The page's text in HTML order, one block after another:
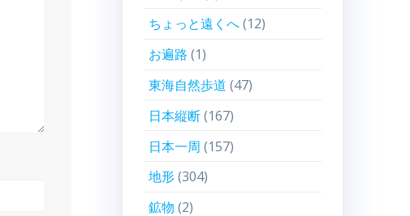
ちょっと遠くへ(12)
お遍路 (1)
東海自然歩道 (47)
日本縦断(167)
日本一周 (157)
地形(304)
鉱物 (2)